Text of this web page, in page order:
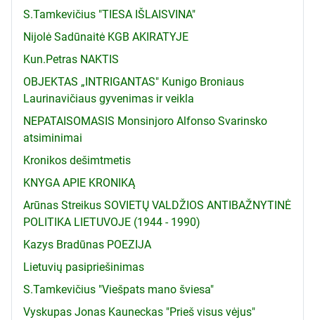
S.Tamkevičius "TIESA IŠLAISVINA"
Nijolė Sadūnaitė KGB AKIRATYJE
Kun.Petras NAKTIS
OBJEKTAS „INTRIGANTAS" Kunigo Broniaus
Laurinavičiaus gyvenimas ir veikla
NEPATAISOMASIS Monsinjoro Alfonso Svarinsko
atsiminimai
Kronikos dešimtmetis
KNYGA APIE KRONIKĄ
Arūnas Streikus SOVIETŲ VALDŽIOS ANTIBAŽNYTINĖ
POLITIKA LIETUVOJE (1944 - 1990)
Kazys Bradūnas POEZIJA
Lietuvių pasipriešinimas
S.Tamkevičius "Viešpats mano šviesa"
Vyskupas Jonas Kauneckas "Prieš visus vėjus"